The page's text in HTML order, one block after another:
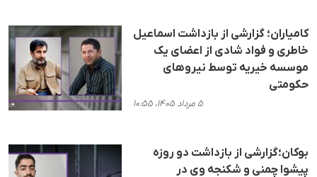
کامیاران؛ گزارشی از بازداشت اسماعیل
خاطری و فواد شادی از اعضای یک
موسسه خیریه توسط نیروهای
حکومتی
۵ مرداد ۱۴۰۵، ۱۰:۵۵
بوکان؛گزارشی از بازداشت دو روزه
پیشوا چمنی و شکنجه وی در